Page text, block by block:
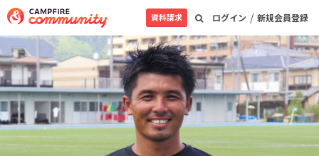
ログイン / 新規会員登録
資料請求